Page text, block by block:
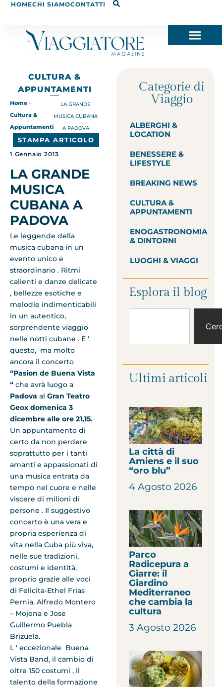
HOMECHI SIAMOCONTATTI
CULTURA &
APPUNTAMENTI
Home -
Cultura &
Appuntamenti
LA GRANDE
MUSICA CUBANA
A PADOVA
STAMPA ARTICOLO
1 Gennaio 2013
LA GRANDE
MUSICA
CUBANA A
PADOVA
Le leggende della
musica cubana in un
evento unico e
straordinario . Ritmi
calienti e danze delicate
, bellezze esotiche e
melodie indimenticabili
in un autentico,
sorprendente viaggio
nelle notti cubane . E ‘
questo, ma molto
ancora il concerto
“Pasion de Buena Vista
“ che avrà luogo a
Padova al Gran Teatro
Geox domenica 3
dicembre alle ore 21,15.
Un appuntamento di
certo da non perdere
soprattutto per i tanti
amanti e appassionati di
una musica entrata da
tempo nel cuore e nelle
viscere di milioni di
persone . Il suggestivo
concerto è una vera e
propria esperienza di
vita nella Cuba più viva,
nelle sue tradizioni,
costumi e identità,
proprio grazie alle voci
di Felicita-Ethel Frias
Pernia, Alfredo Montero
– Mojena e Jose
Guillermo Puebla
Brizuela.
L ‘ eccezionale Buena
Vista Band, il cambio di
oltre 150 costumi , il
talento della formazione
Categorie di
Viaggio
ALBERGHI &
LOCATION
BENESSERE &
LIFESTYLE
BREAKING NEWS
CULTURA &
APPUNTAMENTI
ENOGASTRONOMIA
& DINTORNI
LUOGHI & VIAGGI
Esplora il blog
Ultimi articoli
La città di
Amiens e il suo
“oro blu”
4 Agosto 2026
Parco
Radicepura a
Giarre: il
Giardino
Mediterraneo
che cambia la
cultura
3 Agosto 2026